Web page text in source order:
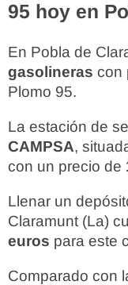
95 hoy en
En Pobla de
gasolineras con
Plomo 95.
La estación de
CAMPSA,
con un precio de
Llenar un
Claramunt (La)
euros para este
Comparado con